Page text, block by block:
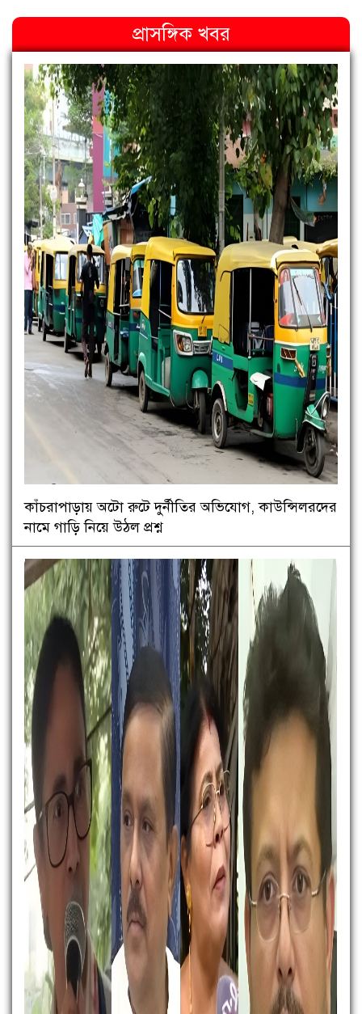
প্রাসঙ্গিক খবর
কাঁচরাপাড়ায় অটো রুটে দুর্নীতির অভিযোগ, কাউন্সিলরদের
নামে গাড়ি নিয়ে উঠল প্রশ্ন